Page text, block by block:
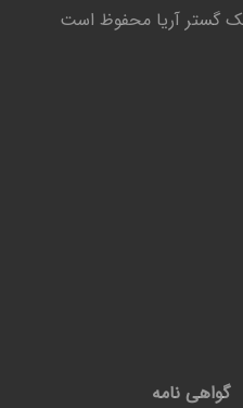
گستر آریا محفوظ است
گواهی نامه